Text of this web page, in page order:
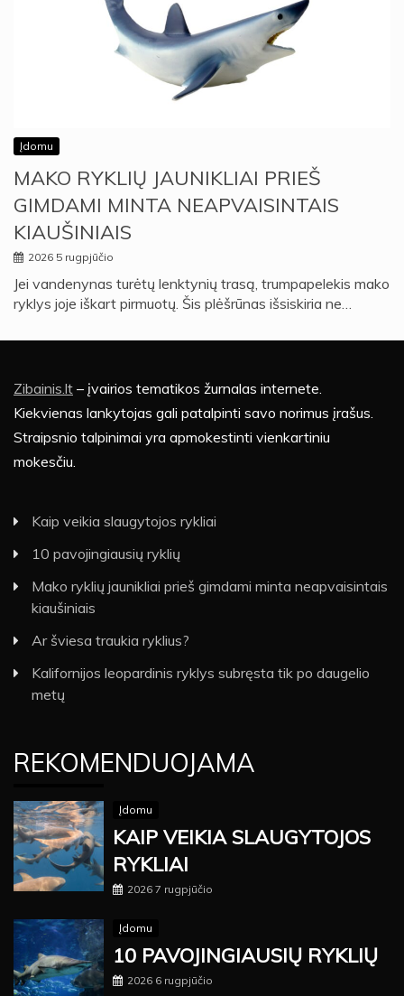
Įdomu
MAKO RYKLIŲ JAUNIKLIAI PRIEŠ
GIMDAMI MINTA NEAPVAISINTAIS
KIAUŠINIAIS
2026 5 rugpjūčio
Jei vandenynas turėtų lenktynių trasą, trumpapelekis mako
ryklys joje iškart pirmuotų. Šis plėšrūnas išsiskiria ne…
Zibainis.lt – įvairios tematikos žurnalas internete.
Kiekvienas lankytojas gali patalpinti savo norimus įrašus.
Straipsnio talpinimai yra apmokestinti vienkartiniu
mokesčiu.
Kaip veikia slaugytojos rykliai
10 pavojingiausių ryklių
Mako ryklių jaunikliai prieš gimdami minta neapvaisintais
kiaušiniais
Ar šviesa traukia ryklius?
Kalifornijos leopardinis ryklys subręsta tik po daugelio
metų
REKOMENDUOJAMA
Įdomu
KAIP VEIKIA SLAUGYTOJOS
RYKLIAI
2026 7 rugpjūčio
Įdomu
10 PAVOJINGIAUSIŲ RYKLIŲ
2026 6 rugpjūčio